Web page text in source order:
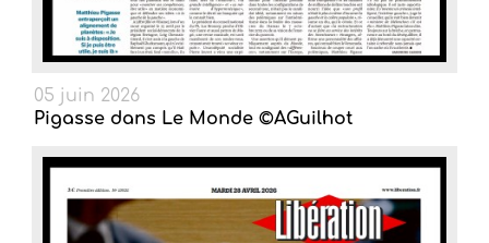
05 juin 2026
Pigasse dans Le Monde ©AGuilhot